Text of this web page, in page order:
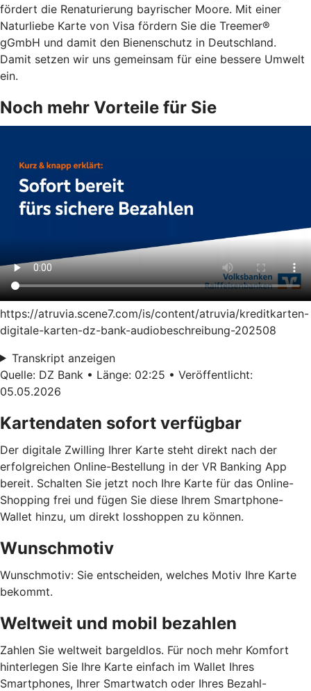
fördert die Renaturierung bayrischer Moore. Mit einer
Naturliebe Karte von Visa fördern Sie die Treemer®
gGmbH und damit den Bienenschutz in Deutschland.
Damit setzen wir uns gemeinsam für eine bessere Umwelt
ein.
Noch mehr Vorteile für Sie
https://atruvia.scene7.com/is/content/atruvia/kreditkarten-
digitale-karten-dz-bank-audiobeschreibung-202508
Transkript anzeigen
Quelle: DZ Bank • Länge: 02:25 • Veröffentlicht:
05.05.2026
Kartendaten sofort verfügbar
Der digitale Zwilling Ihrer Karte steht direkt nach der
erfolgreichen Online-Bestellung in der VR Banking App
bereit. Schalten Sie jetzt noch Ihre Karte für das Online-
Shopping frei und fügen Sie diese Ihrem Smartphone-
Wallet hinzu, um direkt losshoppen zu können.
Wunschmotiv
Wunschmotiv: Sie entscheiden, welches Motiv Ihre Karte
bekommt.
Weltweit und mobil bezahlen
Zahlen Sie weltweit bargeldlos. Für noch mehr Komfort
hinterlegen Sie Ihre Karte einfach im Wallet Ihres
Smartphones, Ihrer Smartwatch oder Ihres Bezahl-